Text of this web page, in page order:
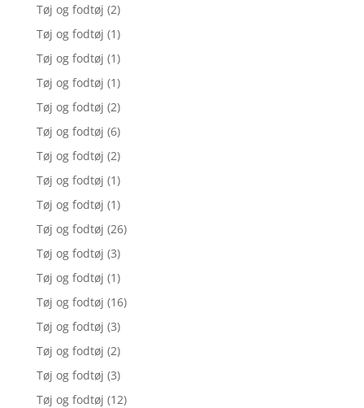
Tøj og fodtøj (2)
Tøj og fodtøj (1)
Tøj og fodtøj (1)
Tøj og fodtøj (1)
Tøj og fodtøj (2)
Tøj og fodtøj (6)
Tøj og fodtøj (2)
Tøj og fodtøj (1)
Tøj og fodtøj (1)
Tøj og fodtøj (26)
Tøj og fodtøj (3)
Tøj og fodtøj (1)
Tøj og fodtøj (16)
Tøj og fodtøj (3)
Tøj og fodtøj (2)
Tøj og fodtøj (3)
Tøj og fodtøj (12)